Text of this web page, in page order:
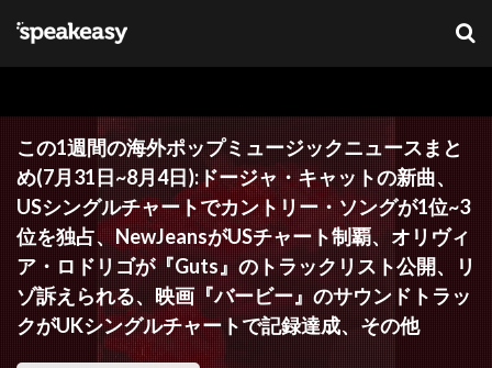
この1週間の海外ポップミュージックニュースまと
め(7月31日~8月4日):ドージャ・キャットの新曲、
USシングルチャートでカントリー・ソングが1位~3
位を独占、NewJeansがUSチャート制覇、オリヴィ
ア・ロドリゴが『Guts』のトラックリスト公開、リ
ゾ訴えられる、映画『バービー』のサウンドトラッ
クがUKシングルチャートで記録達成、その他
カテゴリー
タグ
Lana Del Ray NFT ブリットアウォーズ
検索